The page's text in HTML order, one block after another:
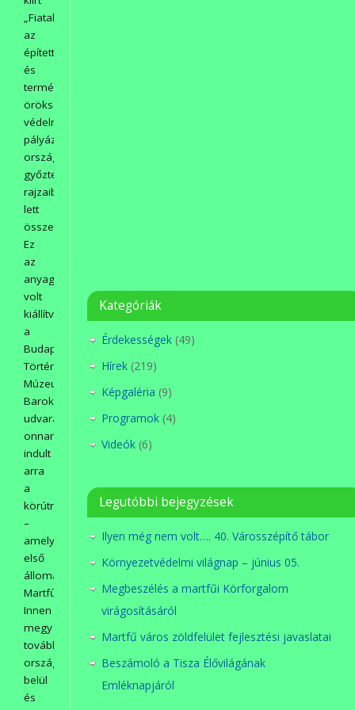
„Fiatalok
az
épített
és
természeti
örökségünk
védelméért”
pályázat
országos
győztes
rajzaiból
lett
összeállítva.
Ez
az
anyag
volt
kiállítva
a
Budapest
Történeti
Múzeum
Barokk
udvarán,
onnan
indult
arra
a
körútra
–
amelynek
első
állomása
Martfű.
Innen
megy
tovább
országon
belül
és
Kategóriák
Érdekességek (49)
Hírek (219)
Képgaléria (9)
Programok (4)
Videók (6)
Legutóbbi bejegyzések
Ilyen még nem volt…. 40. Városszépítő tábor
Környezetvédelmi világnap – június 05.
Megbeszélés a martfűi Körforgalom
virágosításáról
Martfű város zöldfelület fejlesztési javaslatai
Beszámoló a Tisza Élővilágának
Emléknapjáról